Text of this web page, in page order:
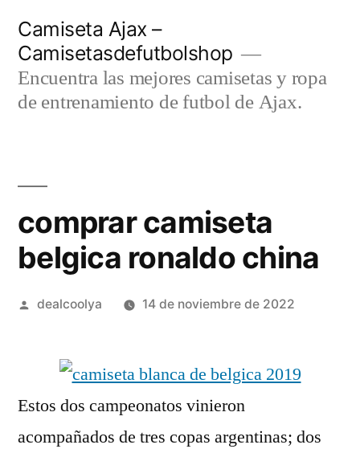
contenido
Camiseta Ajax –
Camisetasdefutbolshop
Encuentra las mejores camisetas y ropa
de entrenamiento de futbol de Ajax.
comprar camiseta
belgica ronaldo china
Publicado
dealcoolya 14 de noviembre de 2022
Estos dos campeonatos vinieron
acompañados de tres copas argentinas; dos